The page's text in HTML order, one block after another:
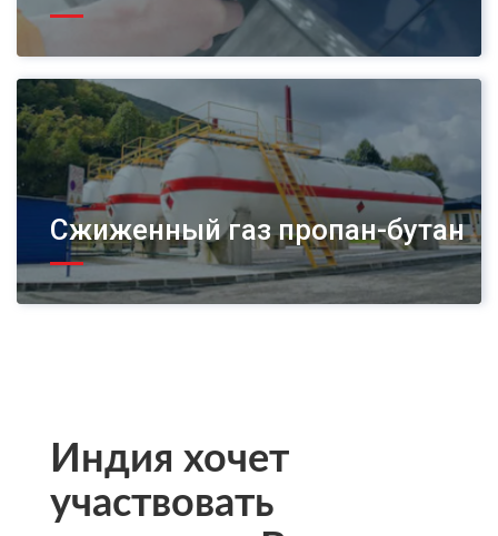
Сжиженный газ пропан-бутан
Индия хочет
участвовать